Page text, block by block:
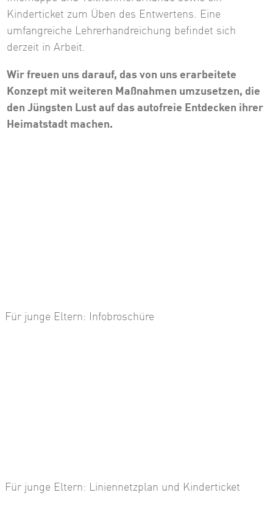
Kinderticket zum Üben des Entwertens. Eine
umfangreiche Lehrerhandreichung befindet sich
derzeit in Arbeit.
Wir freuen uns darauf, das von uns erarbeitete
Konzept mit weiteren Maßnahmen umzusetzen, die
den Jüngsten Lust auf das autofreie Entdecken ihrer
Heimatstadt machen.
Für junge Eltern: Infobroschüre
Für junge Eltern: Liniennetzplan und Kinderticket